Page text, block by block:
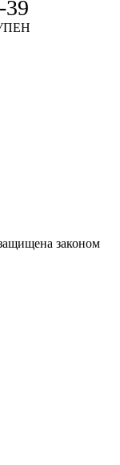
39
законом